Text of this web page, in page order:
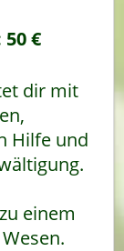
€
dir mit
Hilfe und
einem